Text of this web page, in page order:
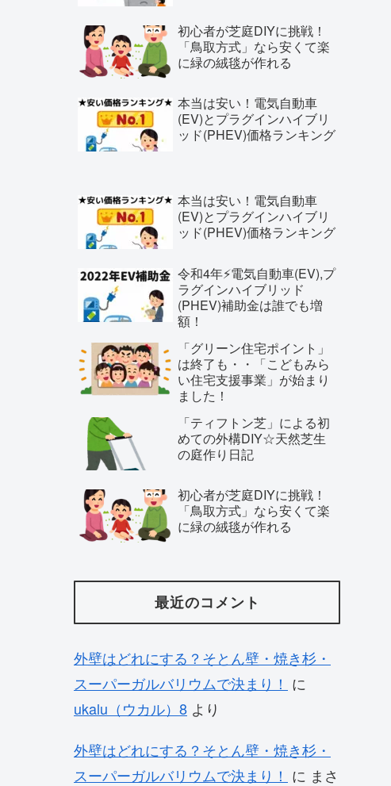
初心者が芝庭DIYに挑戦！
「鳥取方式」なら安くて楽
に緑の絨毯が作れる
本当は安い！電気自動車
(EV)とプラグインハイブリ
ッド(PHEV)価格ランキング
本当は安い！電気自動車
(EV)とプラグインハイブリ
ッド(PHEV)価格ランキング
令和4年⚡️電気自動車(EV),プ
ラグインハイブリッド
(PHEV)補助金は誰でも増
額！
「グリーン住宅ポイント」
は終了も・・「こどもみら
い住宅支援事業」が始まり
ました！
「ティフトン芝」による初
めての外構DIY☆天然芝生
の庭作り日記
初心者が芝庭DIYに挑戦！
「鳥取方式」なら安くて楽
に緑の絨毯が作れる
最近のコメント
外壁はどれにする？そとん壁・焼き杉・
スーパーガルバリウムで決まり！ に
ukalu（ウカル）8 より
外壁はどれにする？そとん壁・焼き杉・
スーパーガルバリウムで決まり！ に まさ